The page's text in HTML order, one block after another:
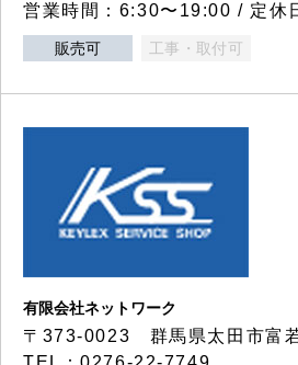
営業時間：6:30〜19:00 / 定休
販売可 工事・取付可
有限会社ネットワーク
〒373-0023 群馬県太田市富